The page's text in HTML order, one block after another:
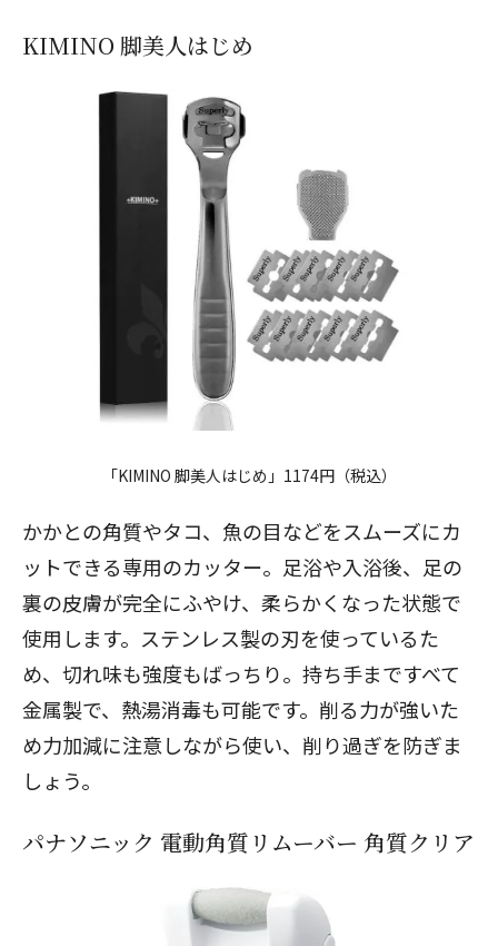
KIMINO 脚美人はじめ
「KIMINO 脚美人はじめ」1174円（税込）
かかとの角質やタコ、魚の目などをスムーズにカ
ットできる専用のカッター。足浴や入浴後、足の
裏の皮膚が完全にふやけ、柔らかくなった状態で
使用します。ステンレス製の刃を使っているた
め、切れ味も強度もばっちり。持ち手まですべて
金属製で、熱湯消毒も可能です。削る力が強いた
め力加減に注意しながら使い、削り過ぎを防ぎま
しょう。
パナソニック 電動角質リムーバー 角質クリア